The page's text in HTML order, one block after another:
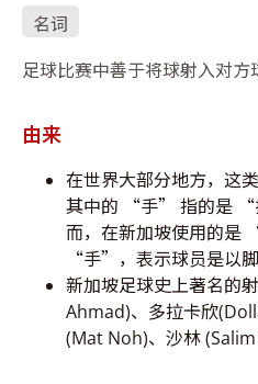
名词
足球比赛中善于将球射入对方
由来
在世界大部分地方，这
其中的 “手” 指的是 “
而，在新加坡使用的
“手”，表示球员是以
新加坡足球史上著名的
Ahmad)、多拉卡欣
(Mat Noh)、沙林 (Salim